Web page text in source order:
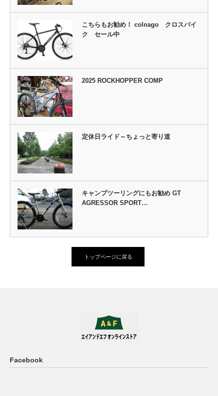
こちらもお勧め！ colnago クロスバイ
ク セール中
2025 ROCKHOPPER COMP
定休日ライド～ちょっと寄り道
キャンプツーリングにもお勧め GT
AGRESSOR SPORT…
トップページに戻る
Facebook